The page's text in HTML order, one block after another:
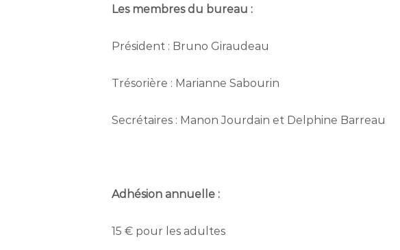
Les membres du bureau :
Président : Bruno Giraudeau
Trésorière : Marianne Sabourin
Secrétaires : Manon Jourdain et Delphine Barreau
Adhésion annuelle :
15 € pour les adultes